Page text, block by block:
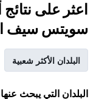
اعثر على
سويتس سيف
البلدان الأكثر شعبية
البلدان التي يبحث